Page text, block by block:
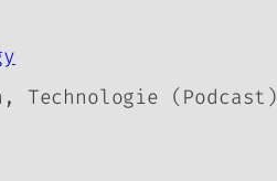
Technologie (Podcast)